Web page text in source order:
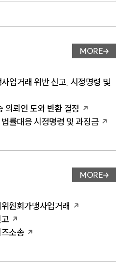
업무사례
MORE
업거래 위반 신고, 시정명령 및
의뢰인 도와 반환 결정
률대응 시정명령 및 과징금
업무분야
MORE
원회가맹사업거래
소송